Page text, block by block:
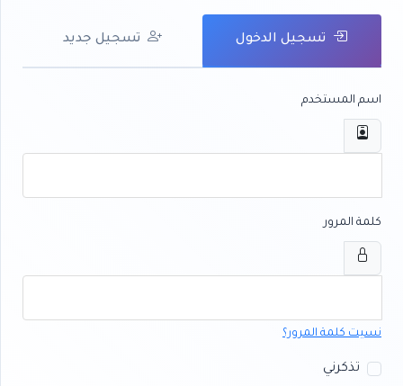
تسجيل الدخول تسجيل جديد
اسم المستخدم
كلمة المرور
نسيت كلمة المرور؟
تذكرني